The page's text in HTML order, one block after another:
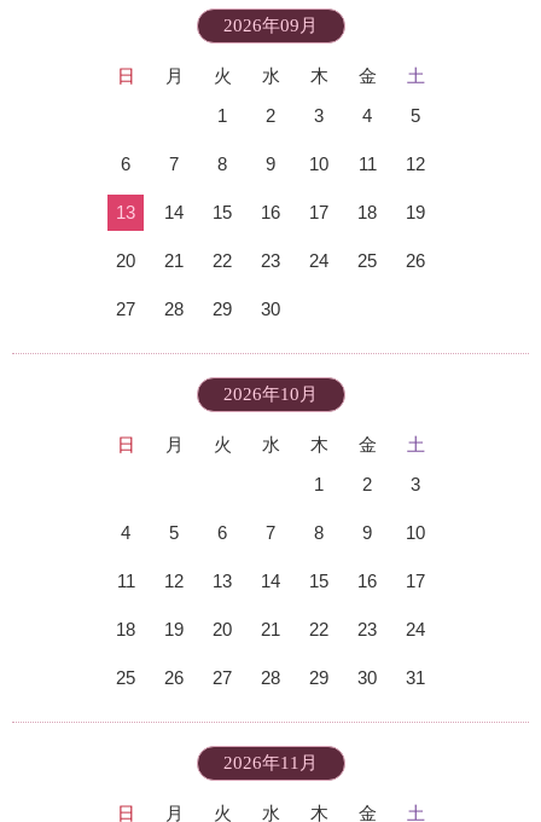
2026年09月
日 月 火 水 木 金
土
1
2 3 4 5
6 7 8 9 10 11 12
13 14 15 16 17 18 19
20 21 22 23 24 25 26
27 28 29 30
2026年10月
日 月 火 水 木 金
土
1
2 3
4 5 6 7 8 9 10
11 12 13 14 15 16 17
18 19 20 21 22 23 24
25 26 27 28 29 30 31
2026年11月
日 月 火 水 木 金
土